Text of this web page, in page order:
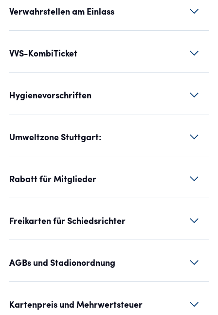
Verwahrstellen am Einlass
VVS-KombiTicket
Hygienevorschriften
Umweltzone Stuttgart:
Rabatt für Mitglieder
Freikarten für Schiedsrichter
AGBs und Stadionordnung
Kartenpreis und Mehrwertsteuer